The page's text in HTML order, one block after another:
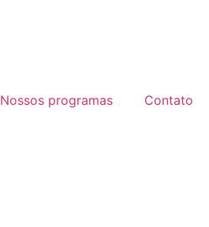
Nossos programas Contato